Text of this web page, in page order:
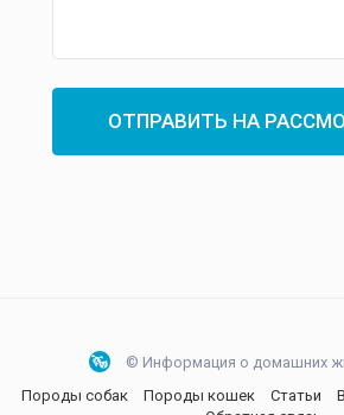
ОТПРАВИТЬ НА
© Информация о домашних
Породы собак
Породы кошек Статьи